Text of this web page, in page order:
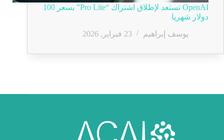
OpenAI تستعد لإطلاق اشتراك “Pro Lite” بسعر 100
دولار شهريا
يوسف إبراهيم
23 فبراير, 2026